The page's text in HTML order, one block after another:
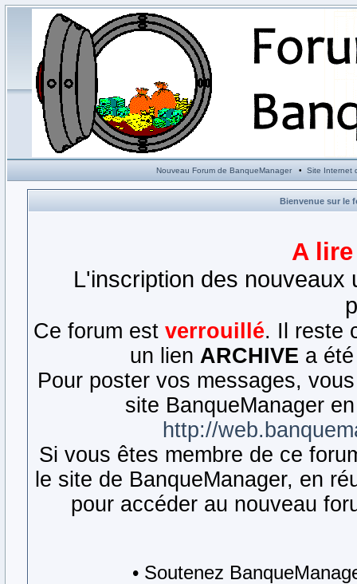
Nouveau Forum de BanqueManager• Site Internet
Bienvenue sur le
A
L'inscription des
Ce forum est verrouillé. Il reste
un lien ARCHIVE a
Pour poster vos messages,
site BanqueManager
http://
Si vous êtes membre de ce
le site de BanqueManager, en
pour accéder au nouveau
• Soutenez